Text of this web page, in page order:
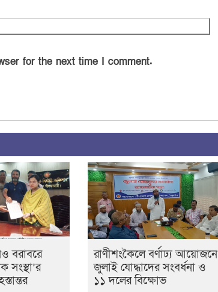
for the next time I comment.
বরাবরে
সংস্থা’র
রাণীশংকৈলে বর্ণাঢ্য আয়োজনে
জুলাই যোদ্ধাদের সংবর্ধনা ও
১১ দলের বিক্ষোভ